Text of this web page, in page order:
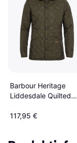
Barbour Heritage
Liddesdale Quilted
117,95 €